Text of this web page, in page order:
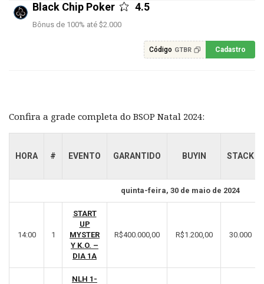
Black Chip Poker 4.5
Bônus de 100% até $2.000
Código GTBR Cadastro
Confira a grade completa do BSOP Natal 2024:
HORA # EVENTO GARANTIDO BUYIN STACK
quinta-feira, 30 de maio de 2024
14:00 1
START
UP
MYSTER
Y K.O. –
DIA 1A
R$400.000,00 R$1.200,00 30.000
NLH 1-